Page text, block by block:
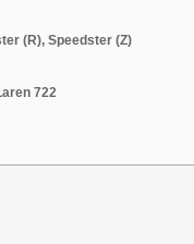
(R), Speedster (Z)
722